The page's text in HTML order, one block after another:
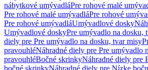
nábytkové umývadláPre rohové malé
Pre rohové malé umývadláPre rohové
Pre rohové umývadláUmývadlové dosky
Umývadlové doskyPre umývadlo na dosku,
diely pre Pre umývadlo na dosku, tvar misy
pravouhléNáhradné diely pre Pre umývadlo
pravouhléBočné skrinkyNáhradné diely pre
bočné skrinkyNáhradné diely pre Nízke